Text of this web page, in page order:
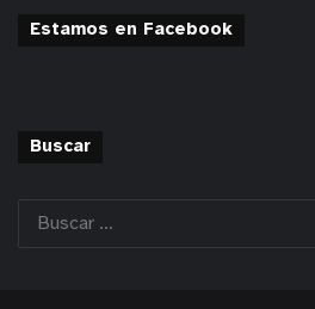
Estamos en Facebook
Buscar